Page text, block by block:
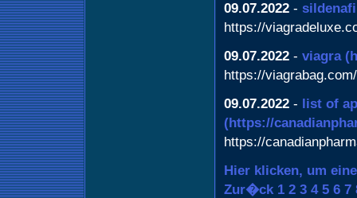
09.07.2022 -
https://
09.07.2022 - viagra
https://viagrabag.com/
09.07.2022 - list of
(https://
https://
Hier klicken, um
Zur�ck 1 2 3 4 5 6 7